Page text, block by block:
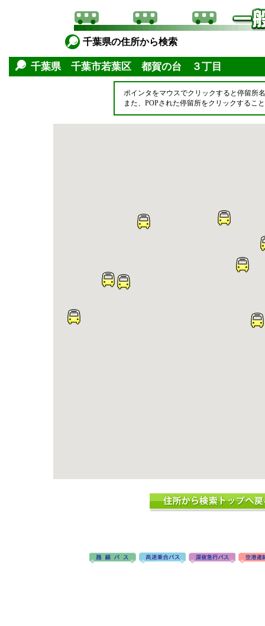
千葉県の住所から検索
千葉県 千葉市若葉区 都賀の台 ３丁目
ポインタをマウスでクリックすると停留所
また、POPされた停留所をクリックするこ